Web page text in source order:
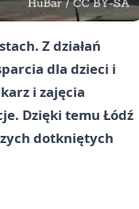
Z działań
dla dzieci i
i zajęcia
Dzięki temu Łódź
dotkniętych